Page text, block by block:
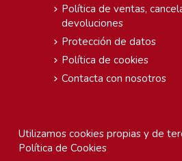
Política de ventas,
devoluciones
Protección de datos
Política de cookies
Contacta con nosotros
Utilizamos cookies propias y de
Política de Cookies